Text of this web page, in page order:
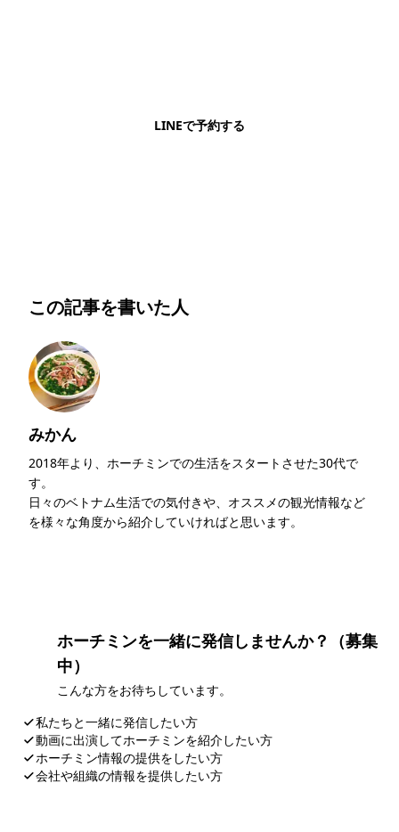
LINEで予約する
この記事を書いた人
みかん
2018年より、ホーチミンでの生活をスタートさせた30代で
す。
日々のベトナム生活での気付きや、オススメの観光情報など
を様々な角度から紹介していければと思います。
ホーチミンを一緒に発信しませんか？（募集
中）
こんな方をお待ちしています。
私たちと一緒に発信したい方
動画に出演してホーチミンを紹介したい方
ホーチミン情報の提供をしたい方
会社や組織の情報を提供したい方